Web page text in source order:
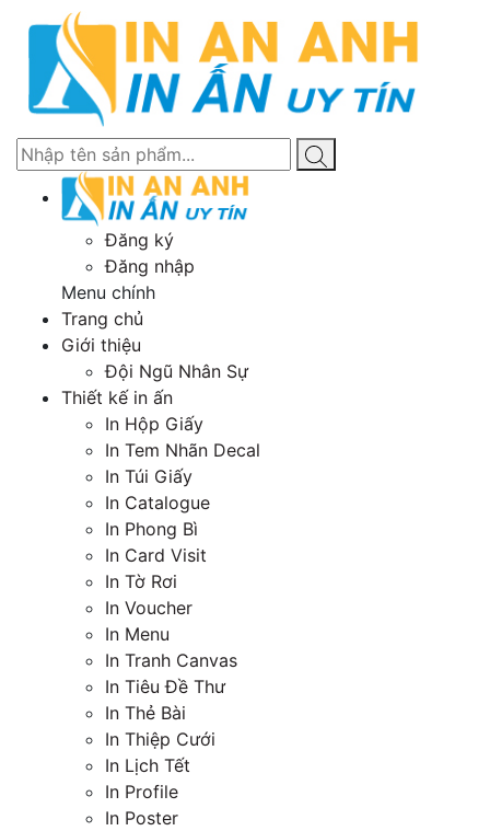
Đăng ký
Đăng nhập
Menu chính
Trang chủ
Giới thiệu
Đội Ngũ Nhân Sự
Thiết kế in ấn
In Hộp Giấy
In Tem Nhãn Decal
In Túi Giấy
In Catalogue
In Phong Bì
In Card Visit
In Tờ Rơi
In Voucher
In Menu
In Tranh Canvas
In Tiêu Đề Thư
In Thẻ Bài
In Thiệp Cưới
In Lịch Tết
In Profile
In Poster